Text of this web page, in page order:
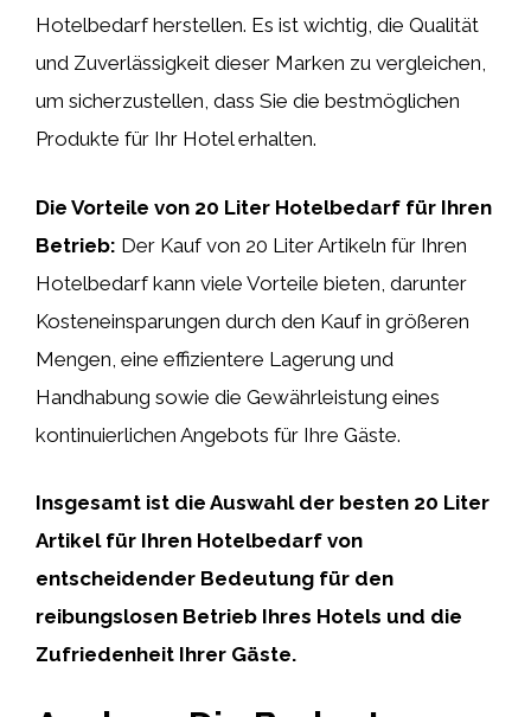
Hotelbedarf herstellen. Es ist wichtig, die Qualität
und Zuverlässigkeit dieser Marken zu vergleichen,
um sicherzustellen, dass Sie die bestmöglichen
Produkte für Ihr Hotel erhalten.
Die Vorteile von 20 Liter Hotelbedarf für Ihren
Betrieb: Der Kauf von 20 Liter Artikeln für Ihren
Hotelbedarf kann viele Vorteile bieten, darunter
Kosteneinsparungen durch den Kauf in größeren
Mengen, eine effizientere Lagerung und
Handhabung sowie die Gewährleistung eines
kontinuierlichen Angebots für Ihre Gäste.
Insgesamt ist die Auswahl der besten 20 Liter
Artikel für Ihren Hotelbedarf von
entscheidender Bedeutung für den
reibungslosen Betrieb Ihres Hotels und die
Zufriedenheit Ihrer Gäste.